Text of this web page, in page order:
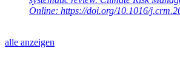
Online: https://doi.org/10.1016/
alle anzeigen